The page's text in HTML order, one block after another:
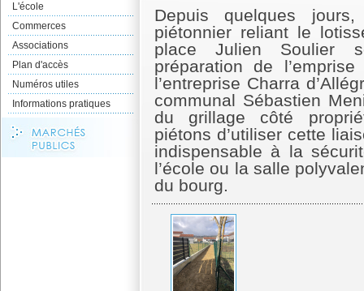
L'école
Commerces
Associations
Plan d'accès
Numéros utiles
Informations pratiques
Depuis quelques
piétonnier reliant le
place Julien Soulier
préparation de
l’entreprise Charra
communal Sébastien
du grillage côté
piétons d’utiliser cette
indispensable à la
l’école ou la salle
du bourg.